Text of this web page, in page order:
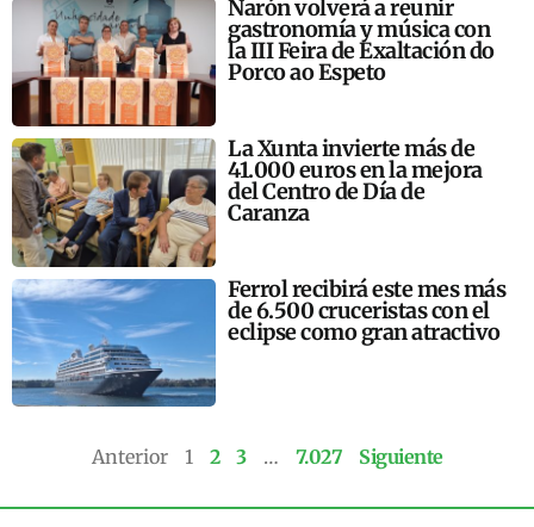
Narón volverá a reunir
gastronomía y música con
la III Feira de Exaltación do
Porco ao Espeto
La Xunta invierte más de
41.000 euros en la mejora
del Centro de Día de
Caranza
Ferrol recibirá este mes más
de 6.500 cruceristas con el
eclipse como gran atractivo
Anterior 1 2 3 … 7.027 Siguiente